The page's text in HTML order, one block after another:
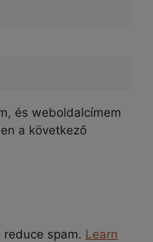
és weboldalcímem
a következő
spam. Learn